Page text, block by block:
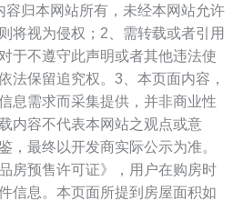
容归本网站所有，未经本网站允许
将视为侵权；2、需转载或者引用
于不遵守此声明或者其他违法使
法保留追究权。3、本页面内容，
息需求而采集提供，并非商业性
内容不代表本网站之观点或意
，最终以开发商实际公示为准。
房预售许可证》，用户在购房时
信息。本页面所提到房屋面积如